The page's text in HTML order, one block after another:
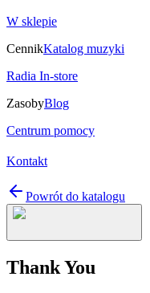
W sklepie
CennikKatalog muzyki
Radia In-store
ZasobyBlog
Centrum pomocy
Kontakt
Powrót do katalogu
Thank You